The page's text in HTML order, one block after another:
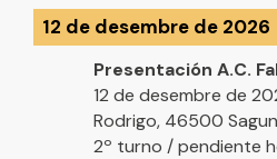
12 de desembre de 2026
Presentación A.C.
12 de desembre de
Rodrigo, 46500
2º turno / pendiente